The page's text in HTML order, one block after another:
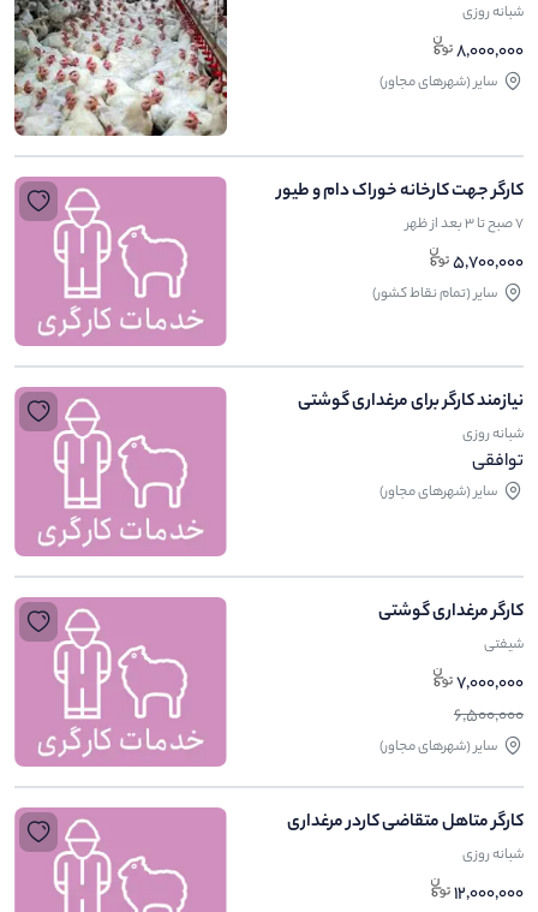
شبانه روزی
8,000,000
ساير (شهرهای مجاور)
کارگر جهت کارخانه خوراک دام و طیور
۷ صبح تا ۳ بعد از ظهر
5,700,000
ساير (تمام نقاط کشور)
نیازمند کارگر برای مرغداری گوشتی
شبانه روزی
توافقی
ساير (شهرهای مجاور)
کارگر مرغداری گوشتی
شیفتی
7,000,000
6,500,000
ساير (شهرهای مجاور)
کارگر متاهل متقاضی کاردر مرغداری
شبانه روزی
12,000,000